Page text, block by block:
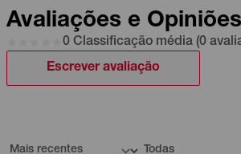
Avaliações e Opiniões
0 Classificação média (0
Escrever avaliação